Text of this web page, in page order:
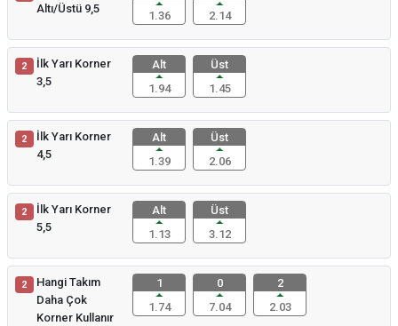
Altı/Üstü 9,5
1.36
2.14
2
İlk Yarı Korner
3,5
Alt
1.94
Üst
1.45
2
İlk Yarı Korner
4,5
Alt
1.39
Üst
2.06
2
İlk Yarı Korner
5,5
Alt
1.13
Üst
3.12
2
Hangi Takım
Daha Çok
Korner Kullanır
1
1.74
0
7.04
2
2.03